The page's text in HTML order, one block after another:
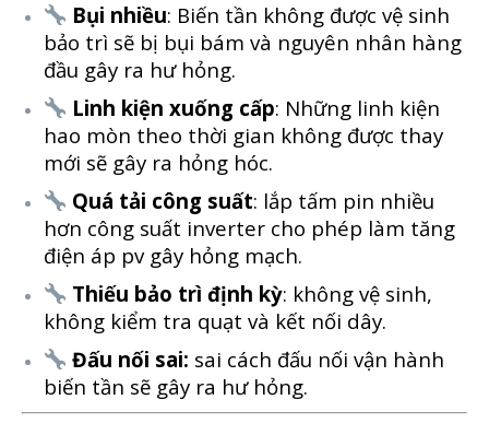
Bụi nhiều: Biến tần không được vệ sinh
bảo trì sẽ bị bụi bám và nguyên nhân hàng
đầu gây ra hư hỏng.
Linh kiện xuống cấp: Những linh kiện
hao mòn theo thời gian không được thay
mới sẽ gây ra hỏng hóc.
Quá tải công suất: lắp tấm pin nhiều
hơn công suất inverter cho phép làm tăng
điện áp pv gây hỏng mạch.
Thiếu bảo trì định kỳ: không vệ sinh,
không kiểm tra quạt và kết nối dây.
Đấu nối sai: sai cách đấu nối vận hành
biến tần sẽ gây ra hư hỏng.